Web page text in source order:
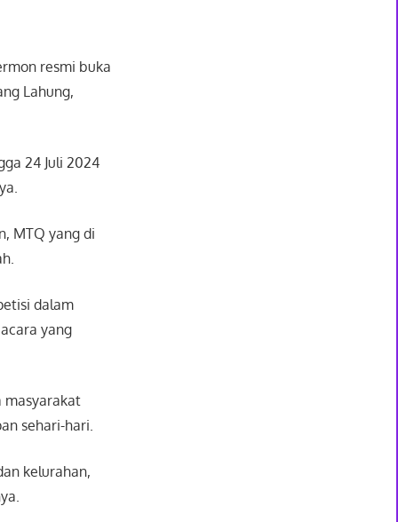
resmi buka
Lahung,
24 Juli 2024
MTQ yang di
dalam
yang
masyarakat
sehari-hari.
kelurahan,